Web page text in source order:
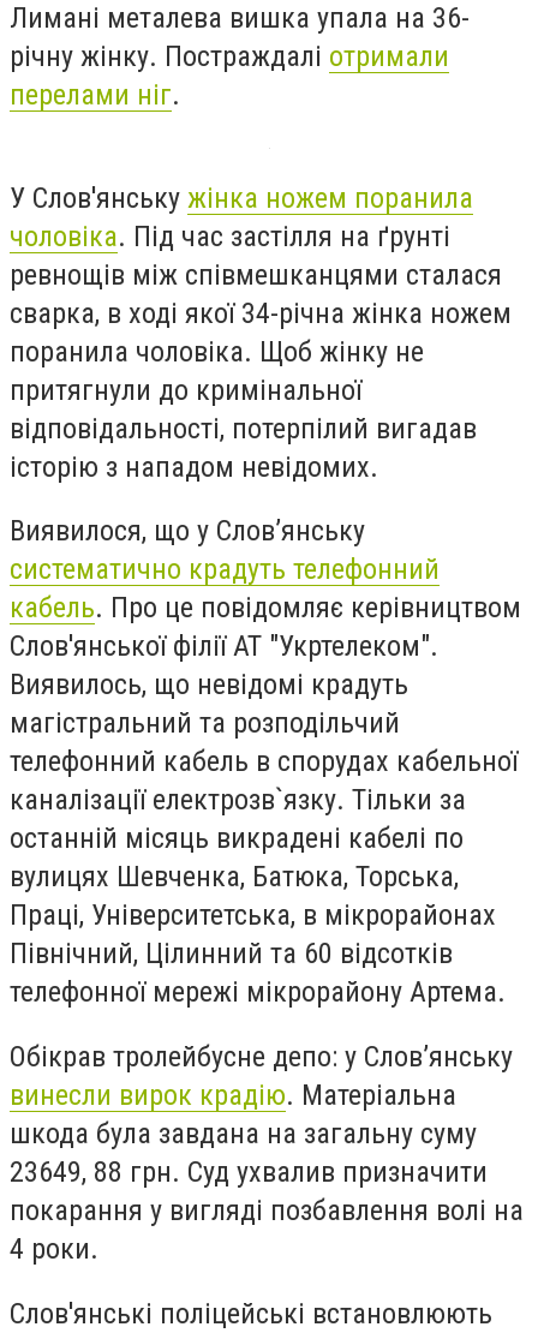
Лимані металева вишка упала на 36-
річну жінку. Постраждалі отримали
перелами ніг.
У Cлов'янську жінка ножем поранила
чоловіка. Під час застілля на ґрунті
ревнощів між співмешканцями сталася
сварка, в ході якої 34-річна жінка ножем
поранила чоловіка. Щоб жінку не
притягнули до кримінальної
відповідальності, потерпілий вигадав
історію з нападом невідомих.
Виявилося, що у Слов’янську
систематично крадуть телефонний
кабель. Про це повідомляє керівництвом
Слов'янської філії АТ "Укртелеком".
Виявилось, що невідомі крадуть
магістральний та розподільчий
телефонний кабель в спорудах кабельної
каналізації електрозв`язку. Тільки за
останній місяць викрадені кабелі по
вулицях Шевченка, Батюка, Торська,
Праці, Університетська, в мікрорайонах
Північний, Цілинний та 60 відсотків
телефонної мережі мікрорайону Артема.
Обікрав тролейбусне депо: у Слов’янську
винесли вирок крадію. Матеріальна
шкода була завдана на загальну суму
23649, 88 грн. Суд ухвалив призначити
покарання у вигляді позбавлення волі на
4 роки.
Слов'янські поліцейські встановлюють